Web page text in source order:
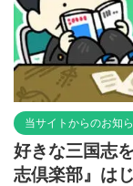
当サイトからのお知
好きな三国志
志倶楽部』は